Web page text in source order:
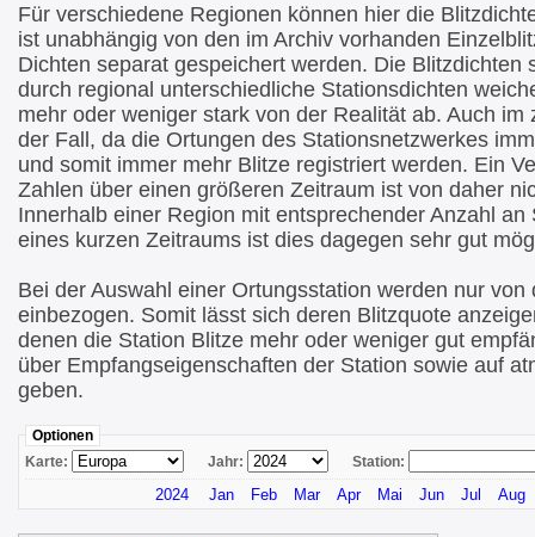
Für verschiedene Regionen können hier die
ist unabhängig von den im Archiv vorhanden
Dichten separat gespeichert werden. Die Blitzdichten
durch regional unterschiedliche Stationsdichten
mehr oder weniger stark von der Realität ab. Auch im
der Fall, da die Ortungen des Stationsnetzwerkes
und somit immer mehr Blitze registriert werden. Ein
Zahlen über einen größeren Zeitraum ist von daher
Innerhalb einer Region mit entsprechender Anzahl
eines kurzen Zeitraums ist dies dagegen sehr gut
Bei der Auswahl einer Ortungsstation werden nur
einbezogen. Somit lässt sich deren Blitzquote
denen die Station Blitze mehr oder weniger gut
über Empfangseigenschaften der Station sowie auf
geben.
Optionen
Karte:
Jahr: Station:
2024 Jan Feb Mar Apr Mai Jun Jul Aug